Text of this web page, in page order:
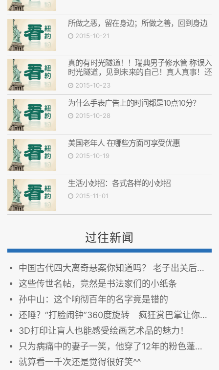
所做之恶，留在身边；所做之善，回到身边
2015-10-21
真的有时光隧道！！瑞典男子修水管 称误入
时光隧道，见到未来的自己！真人真事！还
拍下来证据！
2015-10-23
为什么手表广告上的时间都是10点10分？
2015-10-28
美国老年人 在哪些方面可享受优惠
2015-10-19
生活小妙招：各式各样的小妙招
2015-11-01
过往新闻
中国古代四大离奇悬案你知道吗？ 老子出关后发生了什么
这些传世名帖，竟然是书法家们的小纸条
孙中山：这个响彻百年的名字竟是错的
还睡？“打脸闹钟”360度旋转 疯狂赏巴掌让你怒起床
3D打印让盲人也能感受绘画艺术品的魅力！
只为病痛中的妻子一笑，他穿了12年的粉色蓬蓬裙
就算看一千次还是觉得很好笑^^